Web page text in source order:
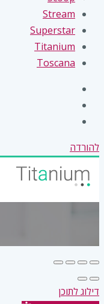
Stream
Superstar
Titanium
Toscana
להורדה
דילוג לתוכן